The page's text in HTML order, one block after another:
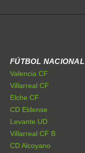
FÚTBOL NACIONAL
Valencia CF
Villarreal CF
Elche CF
CD Eldense
Levante UD
Villarreal CF B
CD Alcoyano